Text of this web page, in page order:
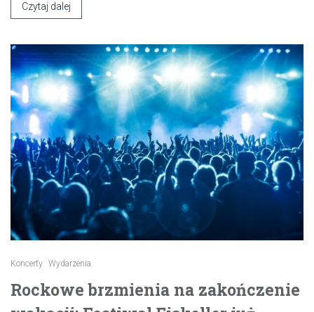
Czytaj dalej
Koncerty Wydarzenia
Rockowe brzmienia na zakończenie